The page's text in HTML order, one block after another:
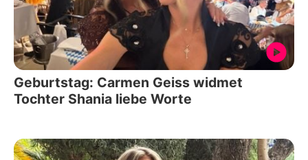
Geburtstag: Carmen Geiss widmet
Tochter Shania liebe Worte